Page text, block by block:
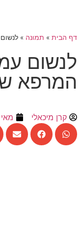
דף הבית » תמונה »
לנשום
המרפא
קרן מיכאלי מאי 21, 2025